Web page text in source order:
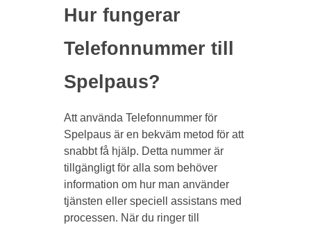
Hur fungerar
Telefonnummer till
Spelpaus?
Att använda Telefonnummer för
Spelpaus är en bekväm metod för att
snabbt få hjälp. Detta nummer är
tillgängligt för alla som behöver
information om hur man använder
tjänsten eller speciell assistans med
processen. När du ringer till